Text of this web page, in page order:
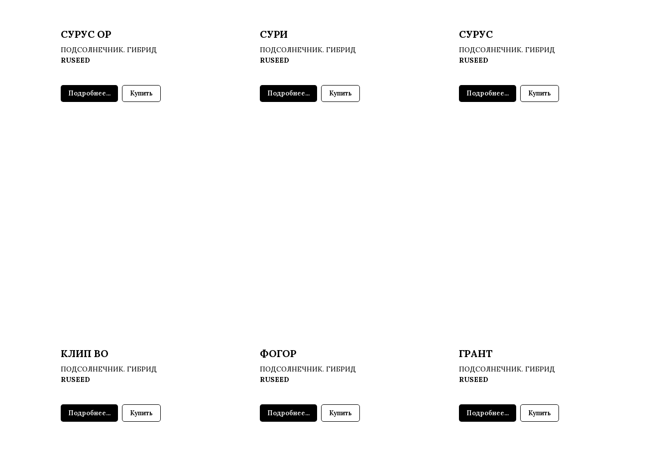
СУРУС ОР
ПОДСОЛНЕЧНИК. ГИБРИД
RUSEED
Подробнее... Купить
СУРИ
ПОДСОЛНЕЧНИК. ГИБРИД
RUSEED
Подробнее... Купить
СУРУС
ПОДСОЛНЕЧНИК. ГИБРИД
RUSEED
Подробнее... Купить
КЛИП ВО
ПОДСОЛНЕЧНИК. ГИБРИД
RUSEED
Подробнее... Купить
ФОГОР
ПОДСОЛНЕЧНИК. ГИБРИД
RUSEED
Подробнее... Купить
ГРАНТ
ПОДСОЛНЕЧНИК. ГИБРИД
RUSEED
Подробнее... Купить